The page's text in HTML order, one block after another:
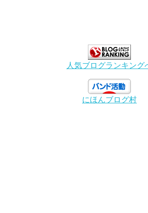
人気ブログランキング
にほんブログ村